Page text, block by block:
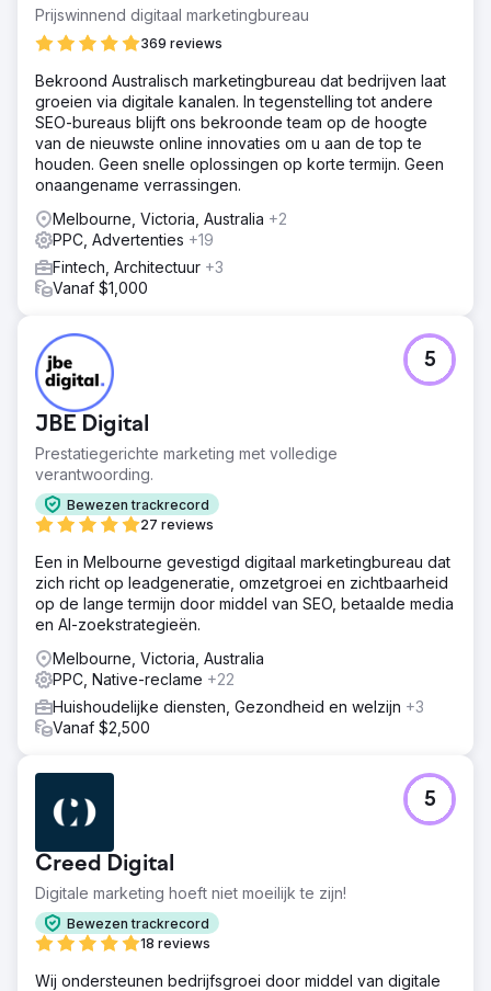
Prijswinnend digitaal marketingbureau
369 reviews
Bekroond Australisch marketingbureau dat bedrijven laat
groeien via digitale kanalen. In tegenstelling tot andere
SEO-bureaus blijft ons bekroonde team op de hoogte
van de nieuwste online innovaties om u aan de top te
houden. Geen snelle oplossingen op korte termijn. Geen
onaangename verrassingen.
Melbourne, Victoria, Australia +2
PPC, Advertenties +19
Fintech, Architectuur +3
Vanaf $1,000
JBE Digital
Prestatiegerichte marketing met volledige
verantwoording.
Bewezen trackrecord
27 reviews
5
Een in Melbourne gevestigd digitaal marketingbureau dat
zich richt op leadgeneratie, omzetgroei en zichtbaarheid
op de lange termijn door middel van SEO, betaalde media
en AI-zoekstrategieën.
Melbourne, Victoria, Australia
PPC, Native-reclame +22
Huishoudelijke diensten, Gezondheid en welzijn +3
Vanaf $2,500
Creed Digital
Digitale marketing hoeft niet moeilijk te zijn!
Bewezen trackrecord
18 reviews
5
Wij ondersteunen bedrijfsgroei door middel van digitale